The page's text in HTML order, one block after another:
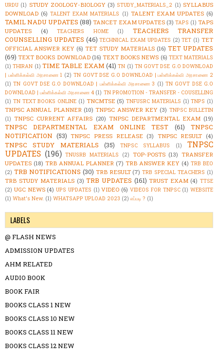
URDU (1) STUDY ZOOLOGY-BIOLOGY (3) STUDY_MATERIALS_2 (1) SYLLABUS
DOWNLOAD (6) TALENT EXAM MATERIALS (1) TALENT EXAM UPDATES (6)
TAMIL NADU UPDATES (88) TANCET EXAM UPDATES (3) TAPS (1) TAPS
UPDATES
(4) TEACHERS HOME (1)
TEACHERS TRANSFER
COUNSELLING UPDATES (46) TECHNICAL EXAM UPDATES (2) TET (1) TET
OFFICIAL ANSWER KEY (6) TET STUDY MATERIALS (16) TET UPDATES
(69) TEXT BOOKS DOWNLOAD (16) TEXT BOOKS NEWS (6) TEXT MATERIALS
(1) THIRAN (1) TIME TABLE EXAM (41) TN (1) TN GOVT DSE G.O DOWNLOAD
| பள்ளிக்கல்வி அரசாணை 1 (2) TN GOVT DSE G.O DOWNLOAD | பள்ளிக்கல்வி அரசாணை 2
(1) TN GOVT DSE G.O DOWNLOAD | பள்ளிக்கல்வி அரசாணை 3 (1) TN GOVT DSE G.O
DOWNLOAD | பள்ளிக்கல்வி அரசாணை 4 (1) TN PROMOTION - TRANSFER - COUSELLING
(1) TN TEXT BOOKS ONLINE (1) TNCMTSE (5) TNFUSRC MATERIALS (1) TNPS (1)
TNPSC ANNUAL PLANNER (10) TNPSC ANSWER KEY (3) TNPSC BULLETIN
(1) TNPSC CURRENT AFFAIRS (20) TNPSC DEPARTMENTAL EXAM (19)
TNPSC DEPARTMENTAL EXAM ONLINE TEST (61)
TNPSC
NOTIFICATION (53) TNPSC PRESS RELEASE (3) TNPSC RESULT (4)
TNPSC STUDY MATERIALS (35) TNPSC SYLLABUS (1)
TNPSC
UPDATES (196) TNUSRB MATERIALS (2) TOP-POSTS (13) TRANSFER
UPDATES (18) TRB ANNUAL PLANNER (7) TRB ANSWER KEY (4) TRB BEO
(2) TRB NOTIFICATIONS (30) TRB RESULT (7) TRB SPECIAL TEACHERS (1)
TRB STUDY MATERIALS (3) TRB UPDATES (161) TRUST EXAM (4) TTSE
(2) UGC NEWS (4) UPS UPDATES (1) VIDEO (6) VIDEOS FOR TNPSC (1) WEBSITE
(1) What's New. (1) WHATSAPP UPLOAD 2023 (2) எப்படி ? (1)
LABELS
@ FLASH NEWS
ADMISSION UPDATES
AHM RELATED
AUDIO BOOK
BOOK FAIR
BOOKS CLASS 1 NEW
BOOKS CLASS 10 NEW
BOOKS CLASS 11 NEW
BOOKS CLASS 12 NEW